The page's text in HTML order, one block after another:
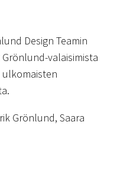
Design Teamin
valaisimista
ulkomaisten
Grönlund, Saara